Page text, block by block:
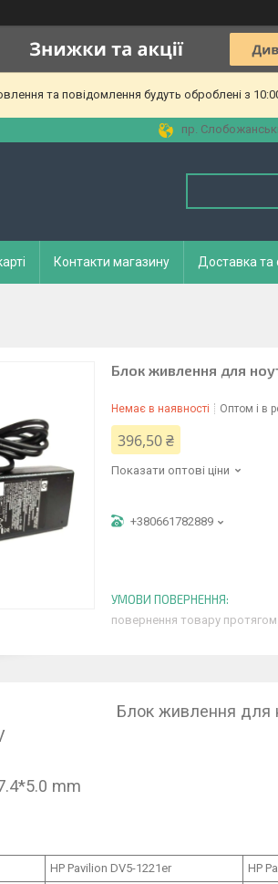
та повідомлення будуть оброблені з
пр.
Контакти магазину Доставка та
Блок живлення для
Немає в наявності Оптом і в
396,50 ₴
Показати оптові ціни
+380661782889
повернення товару протягом
Блок живлення для
mm
HP Pavilion DV5-1221er HP